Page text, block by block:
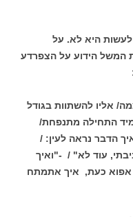
לעשות היא לא. על
המשל הידוע על הצפרדע
אליו להשתוות בגודל
התחילה מתנפחת/
הדבר נראה לעין: /
עוד לא" / -"ואיך
אפוא כעת, איך אתמתח